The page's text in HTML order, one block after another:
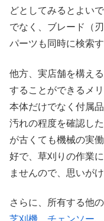
どとしてみるとよい
でなく、ブレード（
パーツも同時に検索
他方、実店舗を構え
することができるメ
本体だけでなく付属
汚れの程度を確認し
が古くても機械の実
好で、草刈りの作業
ませんので、思いが
さらに、所有する他